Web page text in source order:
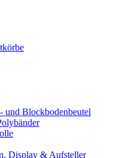
und Blockbodenbeutel
Display & Aufsteller